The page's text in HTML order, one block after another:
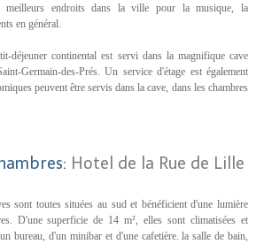
meilleurs endroits dans la ville pour la musique, la
en général.
déjeuner continental est servi dans la magnifique cave
Germain-des-Prés. Un service d'étage est également
peuvent être servis dans la cave, dans les chambres
Hotel de la Rue de Lille
sont toutes situées au sud et bénéficient d'une lumière
D'une superficie de 14 m², elles sont climatisées et
bureau, d'un minibar et d'une cafetière. la salle de bain,